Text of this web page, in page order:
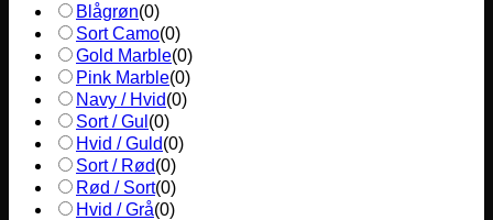
Blågrøn(0)
Sort Camo(0)
Gold Marble(0)
Pink Marble(0)
Navy / Hvid(0)
Sort / Gul (0)
Hvid / Guld(0)
Sort / Rød(0)
Rød / Sort(0)
Hvid / Grå(0)